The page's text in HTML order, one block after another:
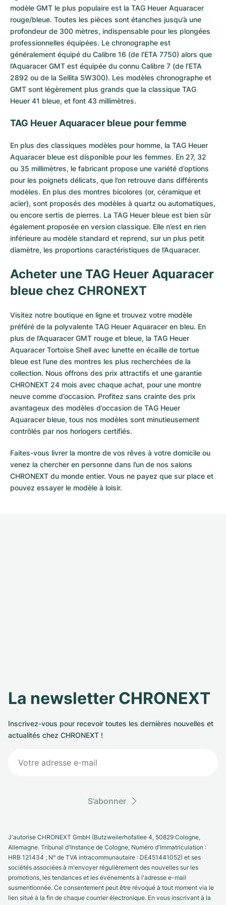
modèle GMT le plus populaire est la TAG Heuer Aquaracer
rouge/bleue. Toutes les pièces sont étanches jusqu’à une
profondeur de 300 mètres, indispensable pour les plongées
professionnelles équipées. Le chronographe est
généralement équipé du Calibre 16 (de l’ETA 7750) alors que
l’Aquaracer GMT est équipée du connu Calibre 7 (de l’ETA
2892 ou de la Sellita SW300). Les modèles chronographe et
GMT sont légèrement plus grands que la classique TAG
Heuer 41 bleue, et font 43 millimètres.
TAG Heuer Aquaracer bleue pour femme
En plus des classiques modèles pour homme, la TAG Heuer
Aquaracer bleue est disponible pour les femmes. En 27, 32
ou 35 millimètres, le fabricant propose une variété d’options
pour les poignets délicats, que l’on retrouve dans différents
modèles. En plus des montres bicolores (or, céramique et
acier), sont proposés des modèles à quartz ou automatiques,
ou encore sertis de pierres. La TAG Heuer bleue est bien sûr
également proposée en version classique. Elle n’est en rien
inférieure au modèle standard et reprend, sur un plus petit
diamètre, les proportions caractéristiques de l’Aquaracer.
Acheter une TAG Heuer Aquaracer
bleue chez CHRONEXT
Visitez notre boutique en ligne et trouvez votre modèle
préféré de la polyvalente TAG Heuer Aquaracer en bleu. En
plus de l’Aquaracer GMT rouge et bleue, la TAG Heuer
Aquaracer Tortoise Shell avec lunette en écaille de tortue
bleue est l’une des montres les plus recherchées de la
collection. Nous offrons des prix attractifs et une garantie
CHRONEXT 24 mois avec chaque achat, pour une montre
neuve comme d’occasion. Profitez sans crainte des prix
avantageux des modèles d’occasion de TAG Heuer
Aquaracer bleue, tous nos modèles sont minutieusement
contrôlés par nos horlogers certifiés.
Faites-vous livrer la montre de vos rêves à votre domicile ou
venez la chercher en personne dans l’un de nos salons
CHRONEXT du monde entier. Vous ne payez que sur place et
pouvez essayer le modèle à loisir.
La newsletter CHRONEXT
Inscrivez-vous pour recevoir toutes les dernières nouvelles et
actualités chez CHRONEXT !
S’abonner
J'autorise CHRONEXT GmbH (Butzweilerhofallee 4, 50829 Cologne,
Allemagne. Tribunal d'Instance de Cologne, Numéro d'Immatriculation :
HRB 121434 ; N° de TVA intracommunautaire : DE451441052) et ses
sociétés associées à m'envoyer régulièrement des nouvelles sur les
promotions, les tendances et les événements à l'adresse e-mail
susmentionnée. Ce consentement peut être révoqué à tout moment via le
lien situé à la fin de chaque courrier électronique. En vous inscrivant à la